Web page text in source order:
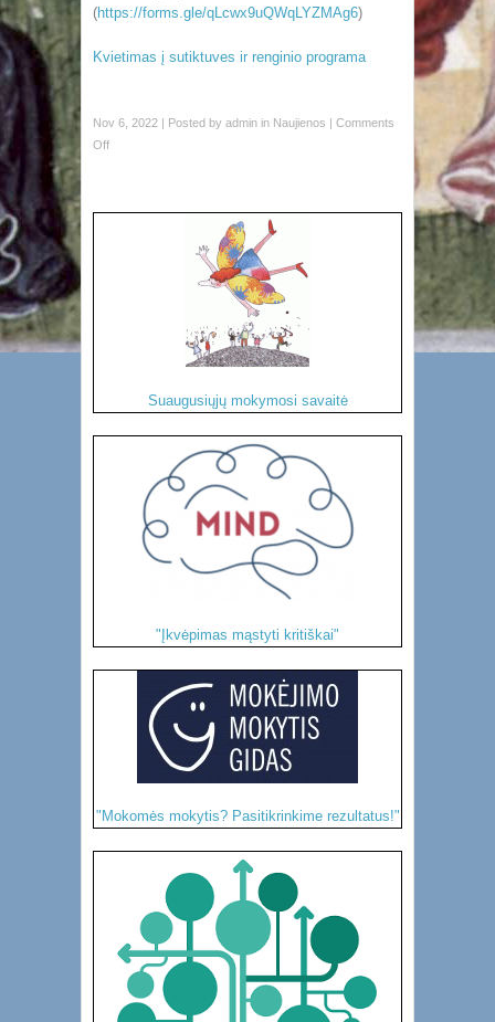
(https://forms.gle/qLcwx9uQWqLYZMAg6)
Kvietimas į sutiktuves ir renginio programa
Nov 6, 2022 | Posted by admin in Naujienos | Comments
Off
Suaugusiųjų mokymosi savaitė
"Įkvėpimas mąstyti kritiškai"
"Mokomės mokytis? Pasitikrinkime rezultatus!"